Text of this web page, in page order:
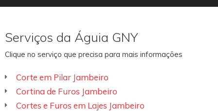
Serviços da Águia GNY
Clique no serviço que precisa para mais informações
Corte em Pilar Jambeiro
Cortina de Furos Jambeiro
Cortes e Furos em Lajes Jambeiro